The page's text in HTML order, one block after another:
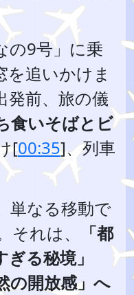
の9号」に乗
を追いかけま
発前、旅の儀
食いそばとビ
[00:35]、列車
単なる移動で
れは、
「都
る秘境」
の開放感」へ